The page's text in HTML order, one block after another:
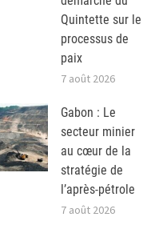
Quintette sur le
processus de
paix
7 août 2026
Gabon : Le
secteur minier
au cœur de la
stratégie de
l’après-pétrole
7 août 2026